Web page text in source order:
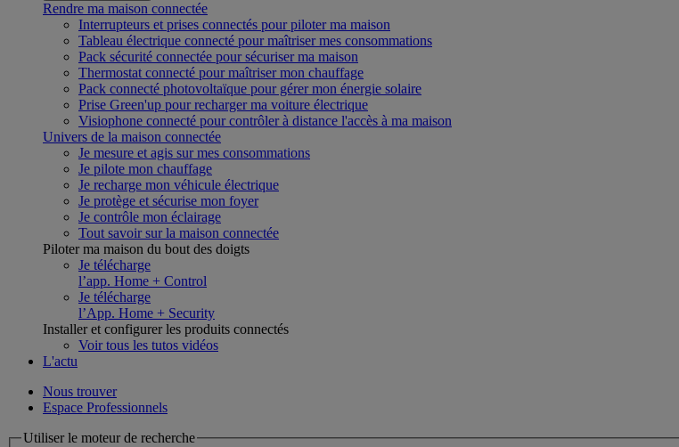
Rendre ma maison connectée
Interrupteurs et prises connectés pour piloter ma maison
Tableau électrique connecté pour maîtriser mes consommations
Pack sécurité connectée pour sécuriser ma maison
Thermostat connecté pour maîtriser mon chauffage
Pack connecté photovoltaïque pour gérer mon énergie solaire
Prise Green'up pour recharger ma voiture électrique
Visiophone connecté pour contrôler à distance l'accès à ma maison
Univers de la maison connectée
Je mesure et agis sur mes consommations
Je pilote mon chauffage
Je recharge mon véhicule électrique
Je protège et sécurise mon foyer
Je contrôle mon éclairage
Tout savoir sur la maison connectée
Piloter ma maison du bout des doigts
Je télécharge
l’app. Home + Control
Je télécharge
l’App. Home + Security
Installer et configurer les produits connectés
Voir tous les tutos vidéos
L'actu
Nous trouver
Espace Professionnels
Utiliser le moteur de recherche